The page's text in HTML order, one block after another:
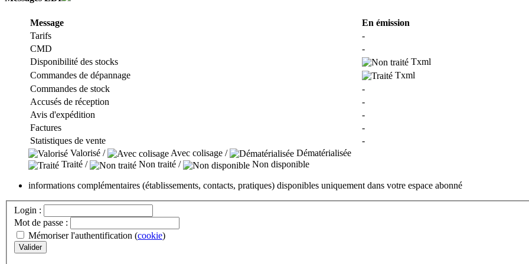
Message En émission
Tarifs
-
CMD
-
Disponibilité des stocks
Txml
Commandes de dépannage
Txml
Commandes de stock
-
Accusés de réception
-
Avis d'expédition
-
Factures
-
Statistiques de vente
-
Valorisé /
Avec colisage /
Dématérialisée
Traité /
Non traité / Non disponible
informations complémentaires (établissements, contacts, pratiques) disponibles uniquement dans votre espace abonné
Login :
Mot de passe :
Mémoriser l'authentification (cookie)